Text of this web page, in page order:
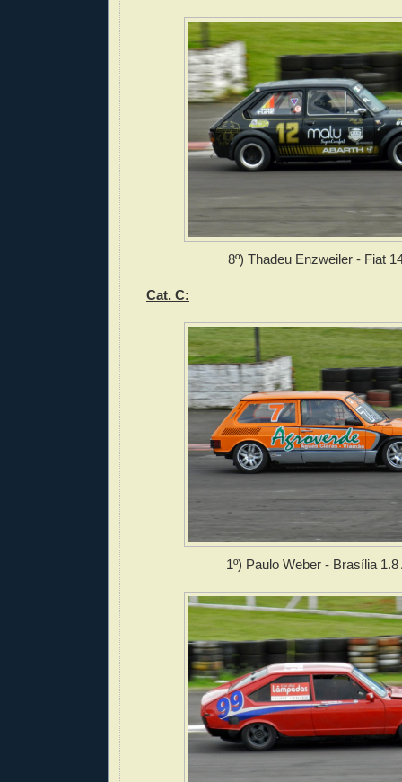
8º) Thadeu Enzweiler - Fiat
Cat. C:
1º) Paulo Weber - Brasília 1.8